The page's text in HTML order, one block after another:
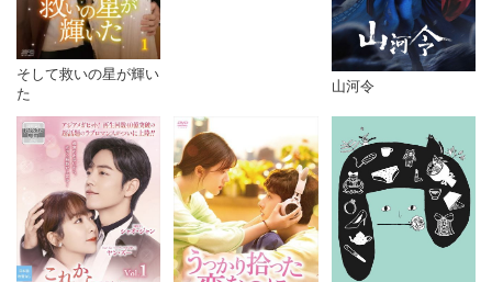
そして救いの星が輝い
た
山河令